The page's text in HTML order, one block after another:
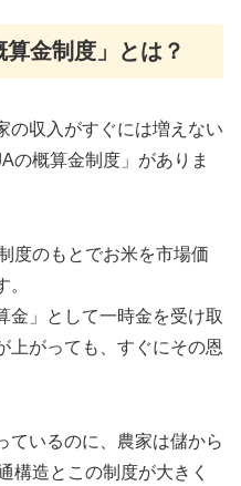
金制度」とは？
の収入がすぐには増えない
概算金制度」がありま
度のもとでお米を市場価
金」として一時金を受け取
上がっても、すぐにその恩
ているのに、農家は儲から
構造とこの制度が大きく